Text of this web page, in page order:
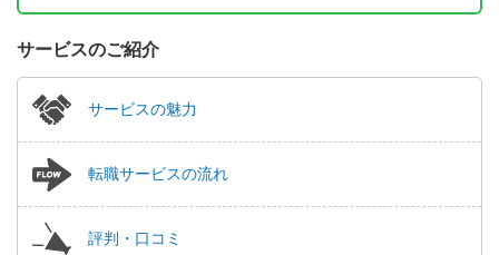
サービスのご紹介
サービスの魅力
転職サービスの流れ
評判・口コミ